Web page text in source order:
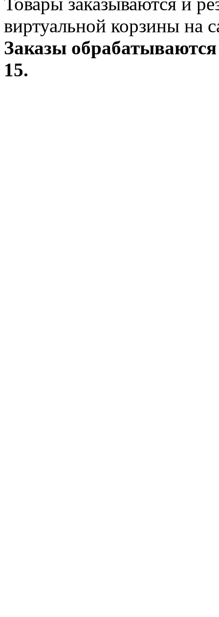
виртуальной корзины на
Заказы
15.